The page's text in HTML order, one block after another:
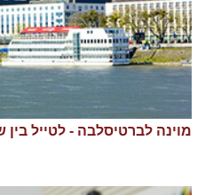
מוינה לברטיסלבה - לטייל